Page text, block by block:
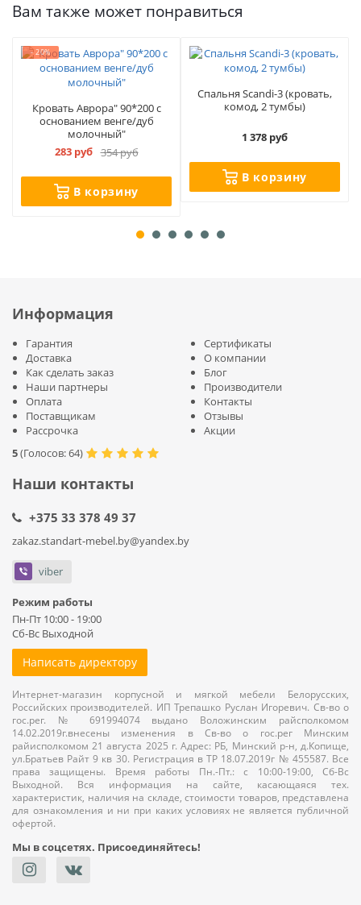
Вам также может понравиться
- 20%
Кровать Аврора" 90*200 с
основанием венге/дуб
молочный"
283 руб 354 руб
В корзину
Спальня Scandi-3 (кровать,
комод, 2 тумбы)
1 378 руб
В корзину
Информация
Гарантия
Доставка
Как сделать заказ
Наши партнеры
Оплата
Поставщикам
Рассрочка
Сертификаты
О компании
Блог
Производители
Контакты
Отзывы
Акции
5(Голосов:64)
Наши контакты
+375 33 378 49 37
zakaz.standart-mebel.by@yandex.by
viber
Режим работы
Пн-Пт 10:00 - 19:00
Сб-Вс Выходной
Написать директору
Интернет-магазин корпусной и мягкой мебели Белорусских,
Российских производителей. ИП Трепашко Руслан Игоревич. Св-во о
гос.рег. № 691994074 выдано Воложинским райсполкомом
14.02.2019г.внесены изменения в Св-во о гос.рег Минским
райисполкомом 21 августа 2025 г. Адрес: РБ, Минский р-н, д.Копище,
ул.Братьев Райт 9 кв 30. Регистрация в ТР 18.07.2019г № 455587. Все
права защищены. Время работы Пн.-Пт.: с 10:00-19:00, Сб-Вс
Выходной. Вся информация на сайте, касающаяся тех.
характеристик, наличия на складе, стоимости товаров, представлена
для ознакомления и ни при каких условиях не является публичной
офертой.
Мы в соцсетях. Присоединяйтесь!